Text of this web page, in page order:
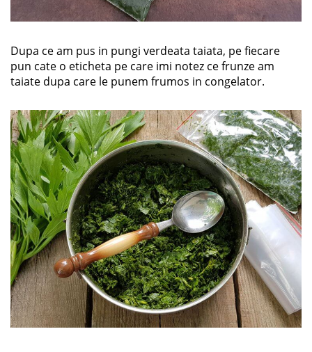
Dupa ce am pus in pungi verdeata taiata, pe fiecare
pun cate o eticheta pe care imi notez ce frunze am
taiate dupa care le punem frumos in congelator.